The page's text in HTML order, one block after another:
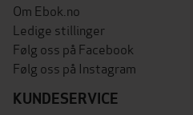
Om Ebok.no
Ledige stillinger
Følg oss på Facebook
Følg oss på Instagram
KUNDESERVICE